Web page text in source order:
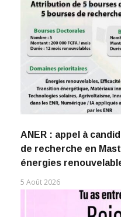
ANER : appel à
de recherche en
énergies
5 Août 2026